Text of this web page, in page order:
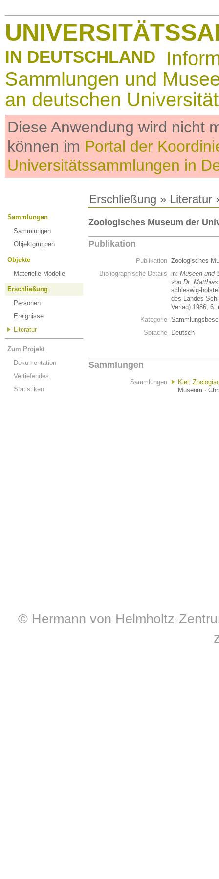
IN DEUTSCHLAND
Sammlungen und
an deutschen
Diese Anwendung wird nicht
können im Portal der
Universitätssammlungen in
Erschließung » Literatur
Sammlungen
Sammlungen
Objektgruppen
Objekte
Materielle Modelle
Erschließung
Personen
Ereignisse
Literatur
Zum Projekt
Dokumentation
Vertiefendes
Statistiken
Zoologisches Museum der
Publikation
Publikation Zoologisches
Bibliographische Details
in: Museen und
von Dr.
schleswig-
des Landes
Verlag) 1986, 6.
Kategorie
Sprache
Deutsch
Sammlungen
Sammlungen
Kiel:
Museum ·
© Hermann von Helmholtz-